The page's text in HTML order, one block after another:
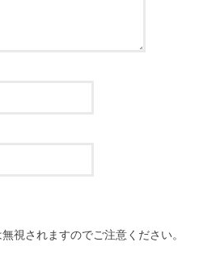
視されますのでご注意ください。